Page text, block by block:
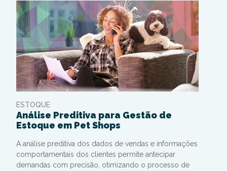
ESTOQUE
Análise Preditiva para Gestão de
Estoque em Pet Shops
A análise preditiva dos dados de vendas e informações
comportamentais dos clientes permite antecipar
demandas com precisão, otimizando o processo de